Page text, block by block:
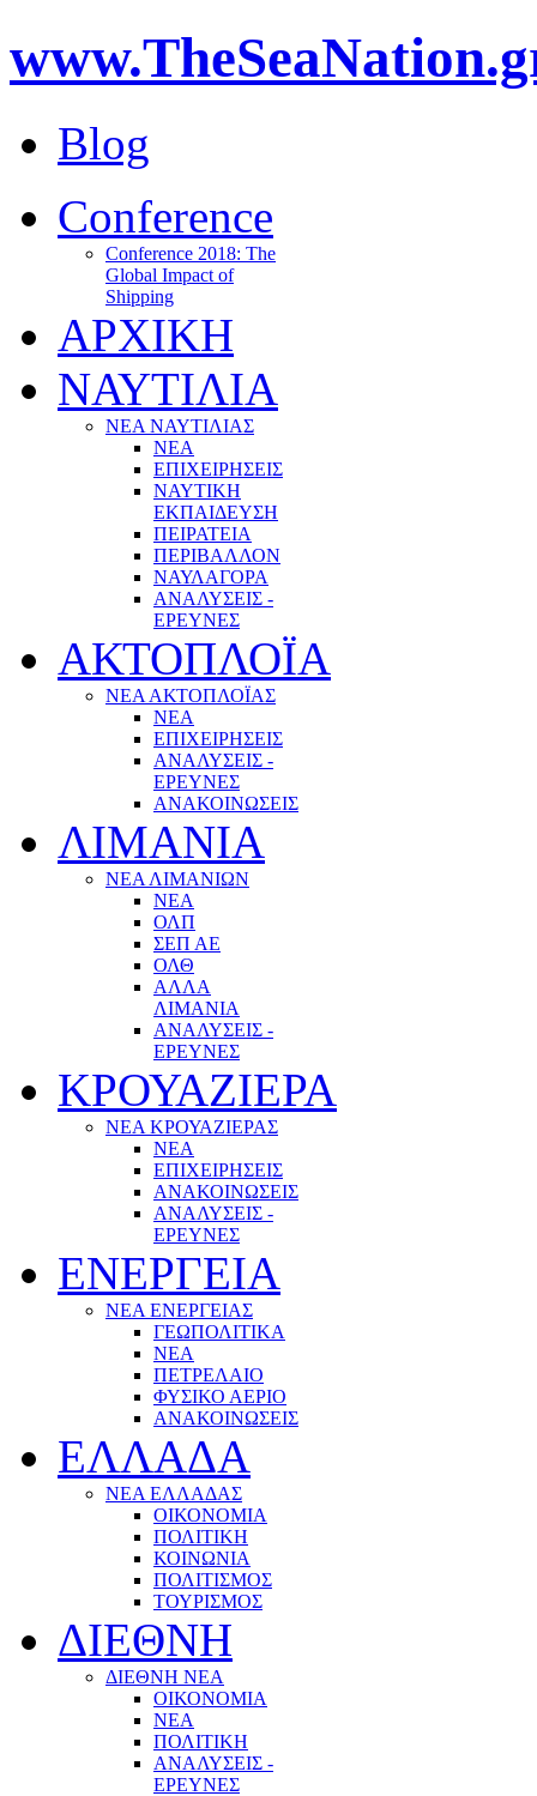
Blog
Conference
Conference 2018: The
Global Impact of
Shipping
ΑΡΧΙΚΗ
ΝΑΥΤΙΛΙΑ
ΝΕΑ ΝΑΥΤΙΛΙΑΣ
ΝΕΑ
ΕΠΙΧΕΙΡΗΣΕΙΣ
ΝΑΥΤΙΚΗ
ΕΚΠΑΙΔΕΥΣΗ
ΠΕΙΡΑΤΕΙΑ
ΠΕΡΙΒΑΛΛΟΝ
ΝΑΥΛΑΓΟΡΑ
ΑΝΑΛΥΣΕΙΣ -
ΕΡΕΥΝΕΣ
ΑΚΤΟΠΛΟΪΑ
ΝΕΑ ΑΚΤΟΠΛΟΪΑΣ
ΝΕΑ
ΕΠΙΧΕΙΡΗΣΕΙΣ
ΑΝΑΛΥΣΕΙΣ -
ΕΡΕΥΝΕΣ
ΑΝΑΚΟΙΝΩΣΕΙΣ
ΛΙΜΑΝΙΑ
ΝΕΑ ΛΙΜΑΝΙΩΝ
ΝΕΑ
ΟΛΠ
ΣΕΠ ΑΕ
ΟΛΘ
ΑΛΛΑ
ΛΙΜΑΝΙΑ
ΑΝΑΛΥΣΕΙΣ -
ΕΡΕΥΝΕΣ
ΚΡΟΥΑΖΙΕΡΑ
ΝΕΑ ΚΡΟΥΑΖΙΕΡΑΣ
NEA
ΕΠΙΧΕΙΡΗΣΕΙΣ
ΑΝΑΚΟΙΝΩΣΕΙΣ
ΑΝΑΛΥΣΕΙΣ -
ΕΡΕΥΝΕΣ
ΕΝΕΡΓΕΙΑ
ΝΕΑ ΕΝΕΡΓΕΙΑΣ
ΓΕΩΠΟΛΙΤΙΚΑ
ΝΕΑ
ΠΕΤΡΕΛΑΙΟ
ΦΥΣΙΚΟ ΑΕΡΙΟ
ΑΝΑΚΟΙΝΩΣΕΙΣ
ΕΛΛΑΔΑ
ΝΕΑ ΕΛΛΑΔΑΣ
ΟΙΚΟΝΟΜΙΑ
ΠΟΛΙΤΙΚΗ
ΚΟΙΝΩΝΙΑ
ΠΟΛΙΤΙΣΜΟΣ
ΤΟΥΡΙΣΜΟΣ
ΔΙΕΘΝΗ
ΔΙΕΘΝΗ ΝΕΑ
ΟΙΚΟΝΟΜΙΑ
ΝΕΑ
ΠΟΛΙΤΙΚΗ
ΑΝΑΛΥΣΕΙΣ -
ΕΡΕΥΝΕΣ